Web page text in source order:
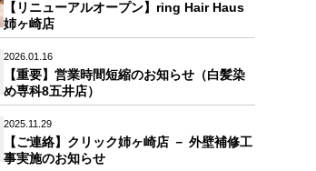
【リニューアルオープン】ring Hair Haus
姉ヶ崎店
2026.01.16
【重要】営業時間短縮のお知らせ（白髪染
め専科8五井店）
2025.11.29
【ご連絡】クリック姉ヶ崎店 － 外壁補修工
事実施のお知らせ